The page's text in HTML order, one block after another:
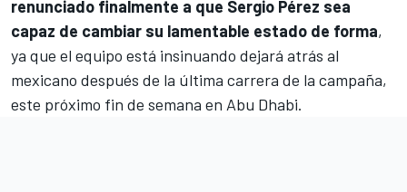
renunciado finalmente a que Sergio Pérez sea
capaz de cambiar su lamentable estado de forma,
ya que el equipo está insinuando dejará atrás al
mexicano después de la última carrera de la campaña,
este próximo fin de semana en Abu Dhabi.